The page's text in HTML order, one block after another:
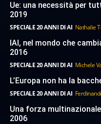
Ue: una necessità per
2019
SPECIALE 20 ANNI DI AI Nathalie
IAI, nel mondo che
2016
SPECIALE 20 ANNI DI AI Michele
L’Europa non ha la
SPECIALE 20 ANNI DI AI
Una forza
2006